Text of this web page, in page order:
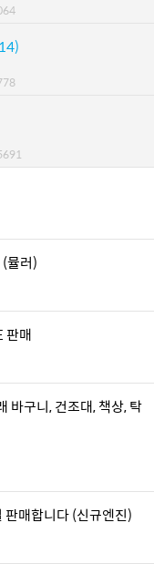
뮬러)
판매
바구니, 건조대, 책상, 탁
매합니다 (신규엔진)